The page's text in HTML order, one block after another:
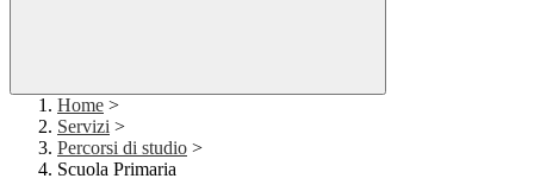
Home >
Servizi >
Percorsi di studio >
Scuola Primaria